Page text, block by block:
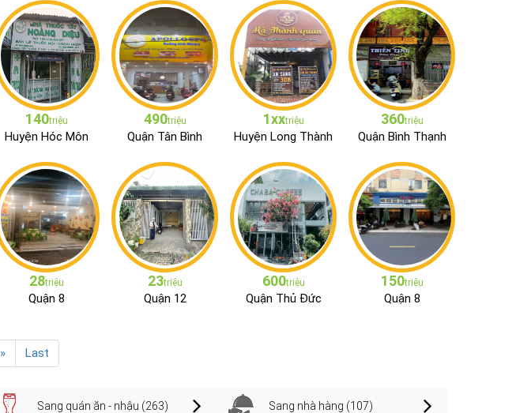
140triệu
Huyện Hóc Môn
490triệu
Quận Tân Bình
1xxtriệu
Huyện Long Thành
360triệu
Quận Bình Thạnh
28triệu
Quận 8
23triệu
Quận 12
600triệu
Quận Thủ Đức
150triệu
Quận 8
» Last
Sang quán ăn - nhậu (263) Sang nhà hàng (107)